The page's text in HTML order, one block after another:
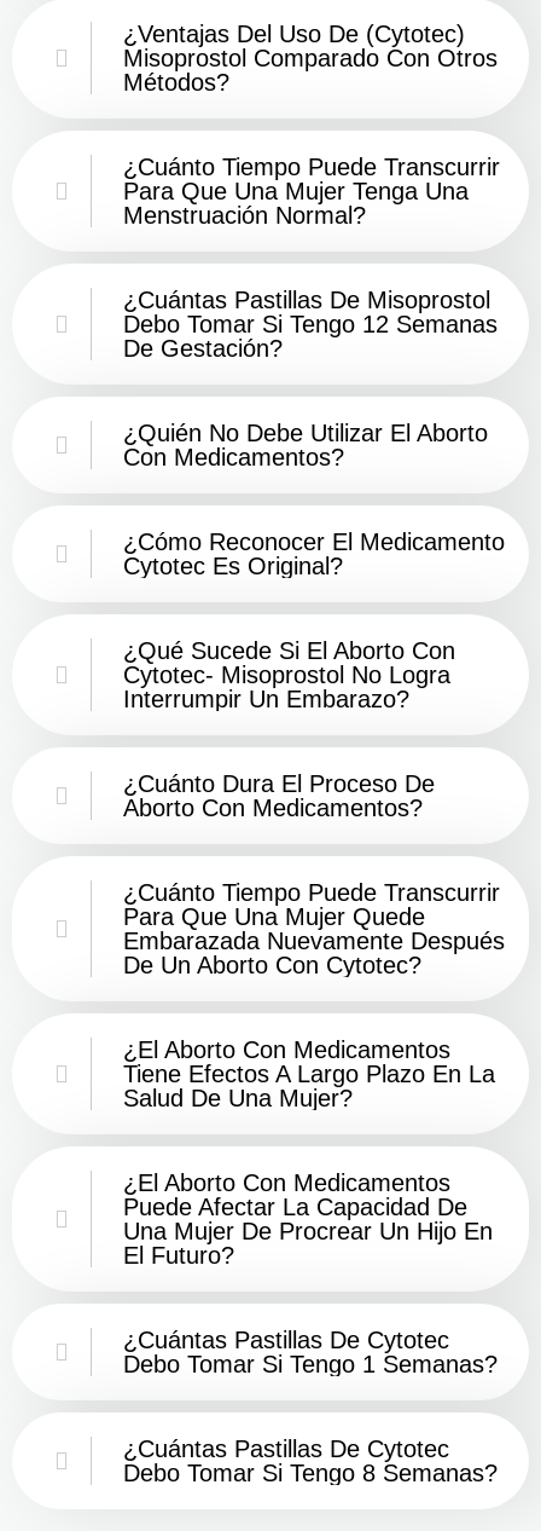
¿Ventajas Del Uso De (Cytotec)
Misoprostol Comparado Con Otros
Métodos?
¿Cuánto Tiempo Puede Transcurrir
Para Que Una Mujer Tenga Una
Menstruación Normal?
¿Cuántas Pastillas De Misoprostol
Debo Tomar Si Tengo 12 Semanas
De Gestación?
¿Quién No Debe Utilizar El Aborto
Con Medicamentos?
¿Cómo Reconocer El Medicamento
Cytotec Es Original?
¿Qué Sucede Si El Aborto Con
Cytotec- Misoprostol No Logra
Interrumpir Un Embarazo?
¿Cuánto Dura El Proceso De
Aborto Con Medicamentos?
¿Cuánto Tiempo Puede Transcurrir
Para Que Una Mujer Quede
Embarazada Nuevamente Después
De Un Aborto Con Cytotec?
¿El Aborto Con Medicamentos
Tiene Efectos A Largo Plazo En La
Salud De Una Mujer?
¿El Aborto Con Medicamentos
Puede Afectar La Capacidad De
Una Mujer De Procrear Un Hijo En
El Futuro?
¿Cuántas Pastillas De Cytotec
Debo Tomar Si Tengo 1 Semanas?
¿Cuántas Pastillas De Cytotec
Debo Tomar Si Tengo 8 Semanas?